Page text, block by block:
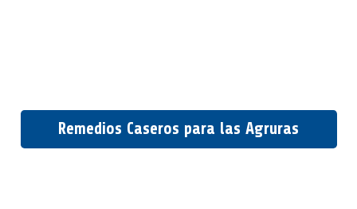
Remedios Caseros para las Agruras